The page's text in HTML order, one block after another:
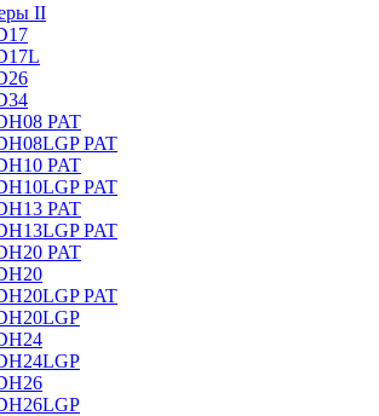
II
PAT
PAT
PAT
PAT
PAT
PAT
PAT
PAT